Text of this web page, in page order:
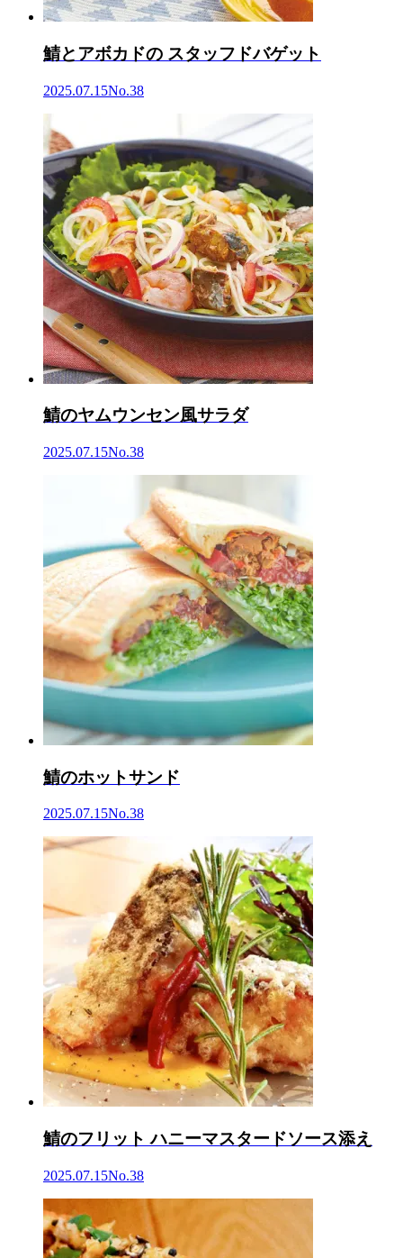
鯖とアボカドの スタッフドバゲット
2025.07.15No.38
鯖のヤムウンセン風サラダ
2025.07.15No.38
鯖のホットサンド
2025.07.15No.38
鯖のフリット ハニーマスタードソース添え
2025.07.15No.38